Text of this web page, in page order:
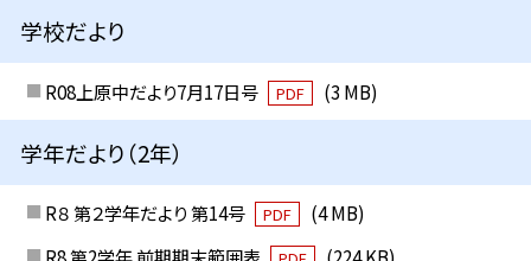
学校だより
R08上原中だより7月17日号 PDF (3 MB)
学年だより（2年）
R８ 第２学年だより 第14号 PDF
(4 MB)